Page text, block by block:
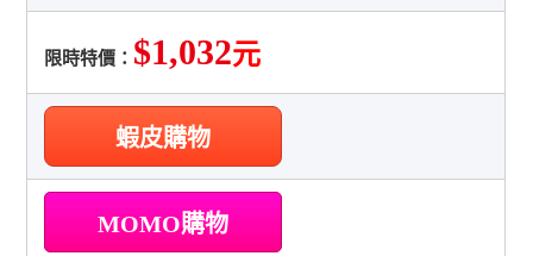
限時特價： $1,032元
蝦皮購物
MOMO購物